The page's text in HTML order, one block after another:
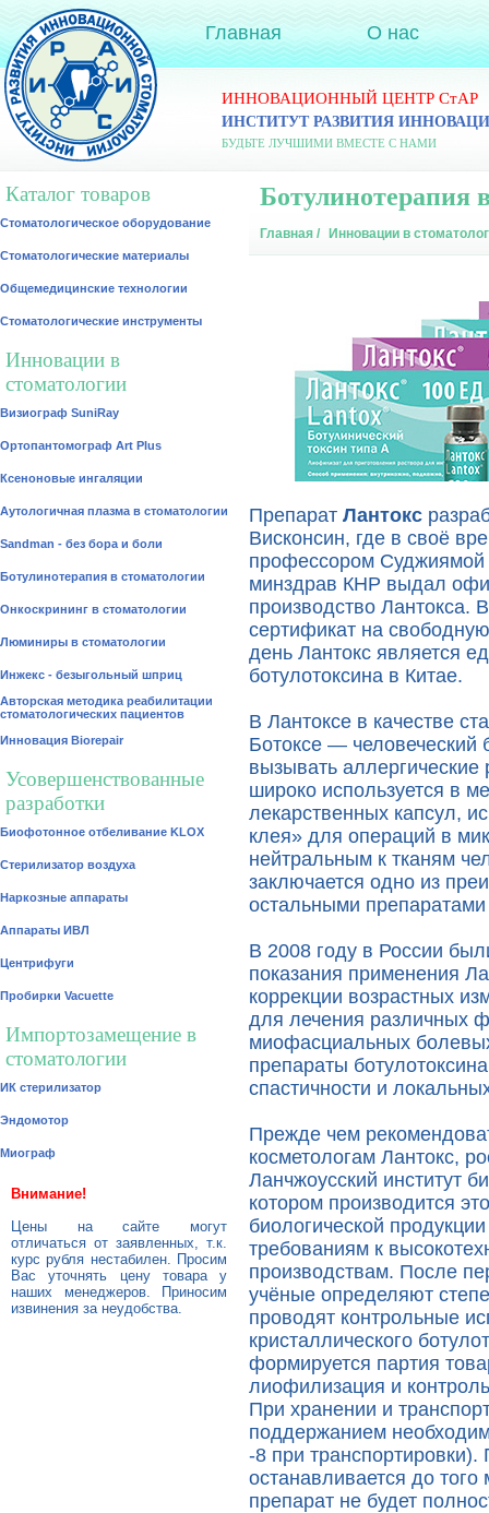
Главная О нас
ИННОВАЦИОННЫЙ ЦЕНТР СтАР
ИНСТИТУТ РАЗВИТИЯ
БУДЬТЕ ЛУЧШИМИ ВМЕСТЕ С НАМИ
Каталог товаров
Стоматологическое оборудование
Стоматологические материалы
Общемедицинские технологии
Стоматологические инструменты
Инновации в
стоматологии
Визиограф SuniRay
Ортопантомограф Art Plus
Ксеноновые ингаляции
Аутологичная плазма в стоматологии
Sandman - без бора и боли
Ботулинотерапия в стоматологии
Онкоскрининг в стоматологии
Люминиры в стоматологии
Инжекс - безыгольный шприц
Авторская методика реабилитации
стоматологических пациентов
Инновация Biorepair
Усовершенствованные
разработки
Биофотонное отбеливание KLOX
Стерилизатор воздуха
Наркозные аппараты
Аппараты ИВЛ
Центрифуги
Пробирки Vacuette
Импортозамещение в
стоматологии
ИК стерилизатор
Эндомотор
Миограф
Внимание!
Цены на сайте могут
отличаться от заявленных, т.к.
курс рубля нестабилен. Просим
Вас уточнять цену товара у
наших менеджеров. Приносим
извинения за неудобства.
Ботулинотерапия
Главная / Инновации в
Препарат Лантокс
Висконсин, где в своё
профессором
минздрав КНР выдал
производство Лантокса.
сертификат на
день Лантокс является
ботулотоксина в Китае.
В Лантоксе в качестве
Ботоксе — человеческий
вызывать
широко используется в
лекарственных капсул,
клея» для операций в
нейтральным к тканям
заключается одно из
остальными препаратами
В 2008 году в России
показания применения
коррекции возрастных
для лечения различных
миофасциальных
препараты
спастичности и
Прежде чем
косметологам Лантокс,
Ланчжоусский институт
котором производится
биологической
требованиям к
производствам. После
учёные определяют
проводят контрольные
кристаллического
формируется партия
лиофилизация и
При хранении и
поддержанием
-8 при транспортировки).
останавливается до
препарат не будет